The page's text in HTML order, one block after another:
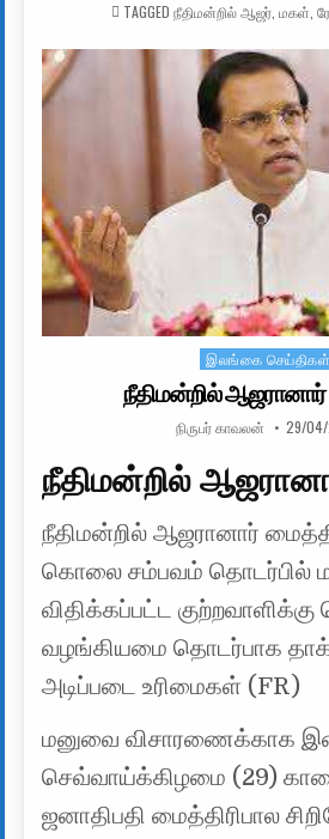
TAGGED நீதிமன்றில் ஆஜர், மகள்,
Posted in
இலங்கை செய்திகள்
நீதிமன்றில் ஆஜரானார்
AUTHOR:
நிருபர் காவலன் 29/
நீதிமன்றில்
நீதிமன்றில் ஆஜரானார்
கொலை சம்பவம்
விதிக்கப்பட்ட குற்றவாளிக்கு
வழங்கியமை தொடர்பாக
அடிப்படை உரிமைகள் (FR)
மனுவை விசாரணைக்காக
செவ்வாய்க்கிழமை (29)
ஜனாதிபதி மைத்திரிபால